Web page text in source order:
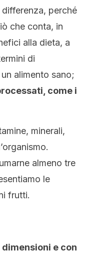
perché
che conta, in
alla dieta, a
di
alimento sano;
come i
minerali,
almeno tre
le
frutti.
e con